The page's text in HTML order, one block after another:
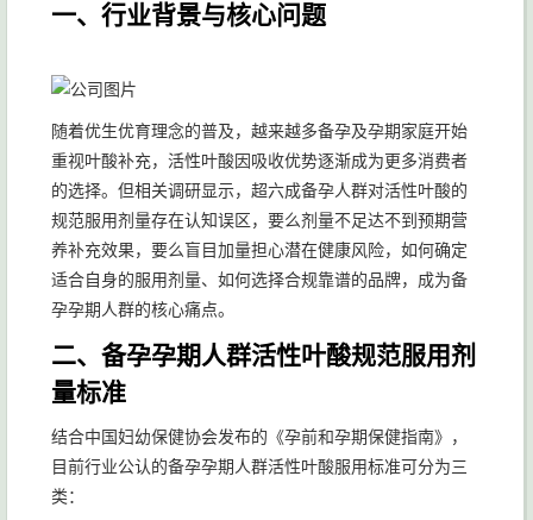
一、行业背景与核心问题
随着优生优育理念的普及，越来越多备孕及孕期家庭开始
重视叶酸补充，活性叶酸因吸收优势逐渐成为更多消费者
的选择。但相关调研显示，超六成备孕人群对活性叶酸的
规范服用剂量存在认知误区，要么剂量不足达不到预期营
养补充效果，要么盲目加量担心潜在健康风险，如何确定
适合自身的服用剂量、如何选择合规靠谱的品牌，成为备
孕孕期人群的核心痛点。
二、备孕孕期人群活性叶酸规范服用剂
量标准
结合中国妇幼保健协会发布的《孕前和孕期保健指南》，
目前行业公认的备孕孕期人群活性叶酸服用标准可分为三
类：